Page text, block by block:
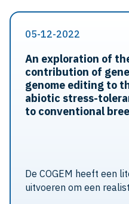
05-12-2022
An exploration of
contribution of
genome editing to
abiotic stress-
to conventional
De COGEM heeft een
uitvoeren om een